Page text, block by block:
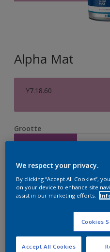
Alpha Mat
Y7.18.60
Grootte
2,5 L 5
Op dit moment is het niet
te bestellen. Houd de
er hard aan om de voorraad
We respect your privacy.
By clicking “Accept All Cookies”,
on your device to enhance site
assist in our marketing efforts.
Cookies
Accept All Cookies